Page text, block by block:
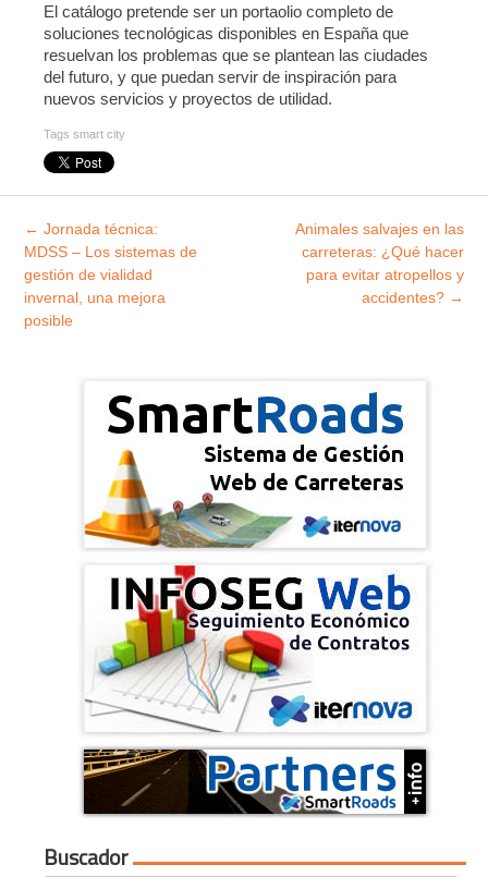
El catálogo pretende ser un portaolio completo de
soluciones tecnológicas disponibles en España que
resuelvan los problemas que se plantean las ciudades
del futuro, y que puedan servir de inspiración para
nuevos servicios y proyectos de utilidad.
Tags smart city
Explorar
entradas
← Jornada técnica:
MDSS – Los sistemas de
gestión de vialidad
invernal, una mejora
posible
Animales salvajes en las
carreteras: ¿Qué hacer
para evitar atropellos y
accidentes? →
Buscador